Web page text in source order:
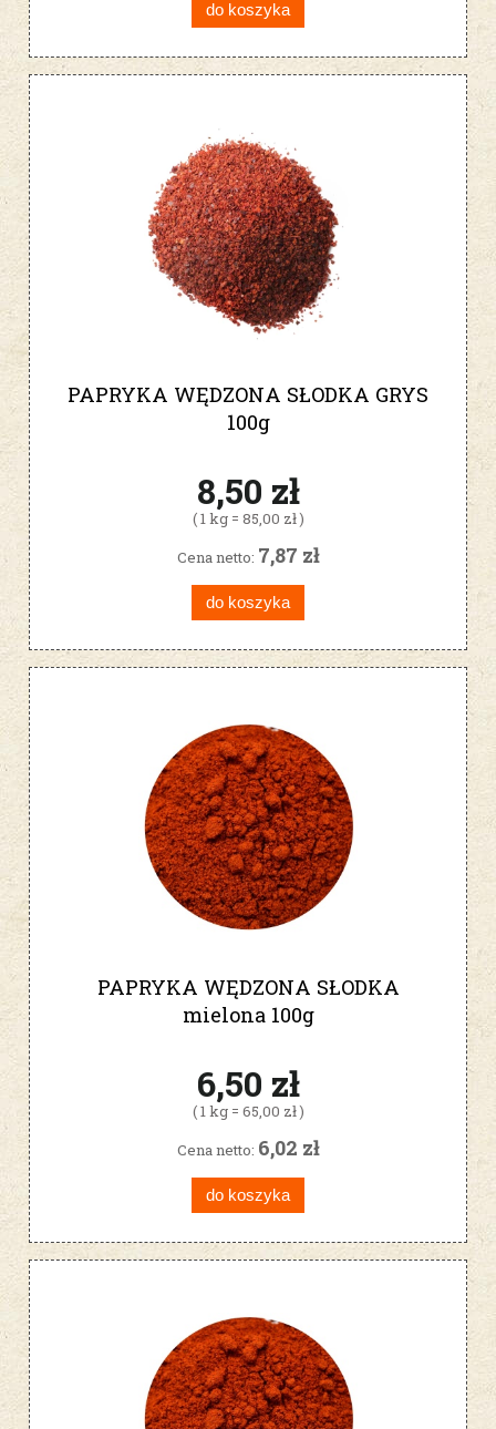
do koszyka
PAPRYKA WĘDZONA SŁODKA GRYS
100g
8,50 zł
( 1 kg = 85,00 zł )
Cena netto: 7,87 zł
do koszyka
PAPRYKA WĘDZONA SŁODKA
mielona 100g
6,50 zł
( 1 kg = 65,00 zł )
Cena netto: 6,02 zł
do koszyka